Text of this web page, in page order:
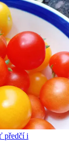
předčí i